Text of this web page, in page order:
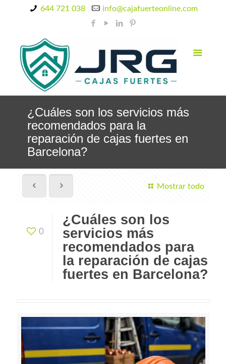
644 721 038 info@cajafuerteonline.com
¿Cuáles son los servicios más
recomendados para la
reparación de cajas fuertes en
Barcelona?
Mostrar todo
0
¿Cuáles son los
servicios más
recomendados para
la reparación de cajas
fuertes en Barcelona?